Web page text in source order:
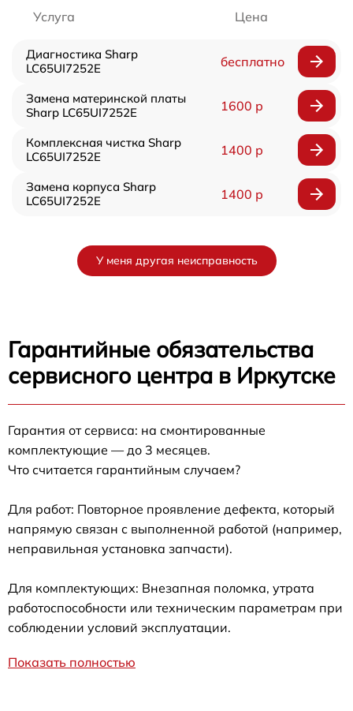
Услуга Цена
Диагностика Sharp
LC65UI7252E
бесплатно
Замена материнской платы
Sharp LC65UI7252E
1600 р
Комплексная чистка Sharp
LC65UI7252E
1400 р
Замена корпуса Sharp
LC65UI7252E
1400 р
У меня другая неисправность
Гарантийные обязательства
сервисного центра в Иркутске
Гарантия от сервиса: на смонтированные
комплектующие — до 3 месяцев.
Что считается гарантийным случаем?
Для работ: Повторное проявление дефекта, который
напрямую связан с выполненной работой (например,
неправильная установка запчасти).
Для комплектующих: Внезапная поломка, утрата
работоспособности или техническим параметрам при
соблюдении условий эксплуатации.
Показать полностью